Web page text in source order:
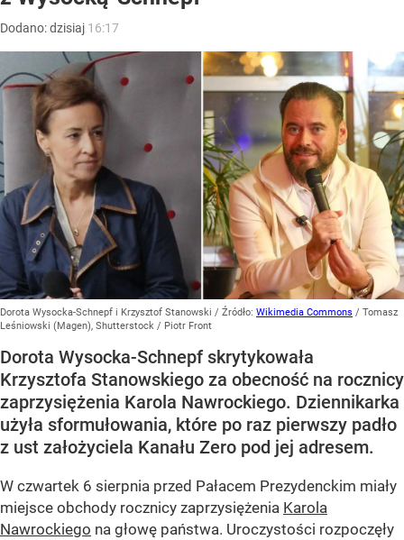
Dodano:dzisiaj 16:17
Dorota Wysocka-Schnepf i Krzysztof Stanowski / Źródło: Wikimedia Commons / Tomasz
Leśniowski (Magen), Shutterstock / Piotr Front
Dorota Wysocka-Schnepf skrytykowała
Krzysztofa Stanowskiego za obecność na rocznicy
zaprzysiężenia Karola Nawrockiego. Dziennikarka
użyła sformułowania, które po raz pierwszy padło
z ust założyciela Kanału Zero pod jej adresem.
W czwartek 6 sierpnia przed Pałacem Prezydenckim miały
miejsce obchody rocznicy zaprzysiężenia Karola
Nawrockiego na głowę państwa. Uroczystości rozpoczęły